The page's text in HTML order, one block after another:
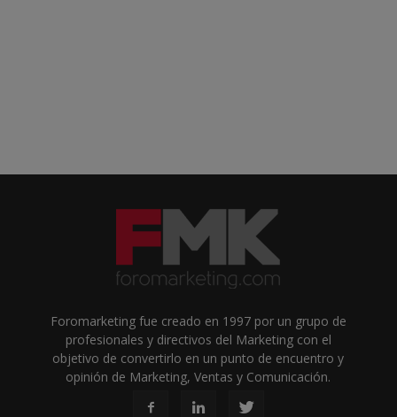
Foromarketing fue creado en 1997 por un grupo de
profesionales y directivos del Marketing con el
objetivo de convertirlo en un punto de encuentro y
opinión de Marketing, Ventas y Comunicación.